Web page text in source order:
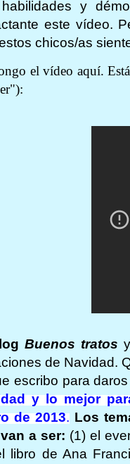
y
este vídeo.
chicos/as
el vídeo aquí.
Buenos tratos
de Navidad.
escribo para
y lo mejor
de 2013. Los
a ser: (1) el
libro de Ana